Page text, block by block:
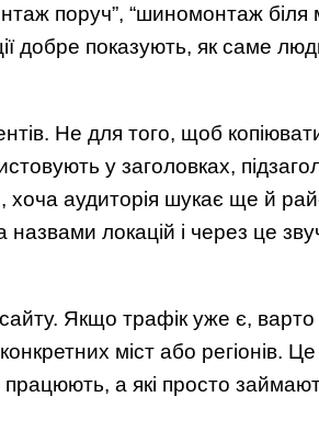
поруч”, “шиномонтаж біля
добре показують, як саме
Не для того, щоб
у заголовках,
аудиторія шукає ще й
локацій і через це
Якщо трафік уже є, варто
міст або регіонів.
працюють, а які просто